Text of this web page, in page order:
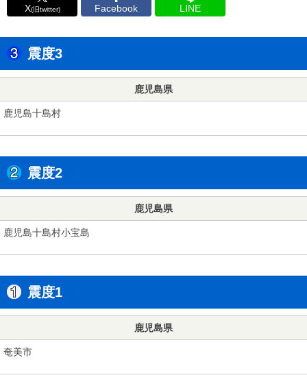
X(旧twitter) Facebook LINE
震度3
鹿児島県
鹿児島十島村
震度2
鹿児島県
鹿児島十島村小宝島
震度1
鹿児島県
奄美市